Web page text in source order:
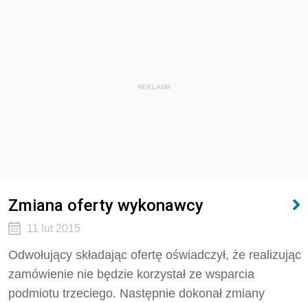
REKLAMA
Zmiana oferty wykonawcy
11 lut 2015
Odwołujący składając ofertę oświadczył, że realizując
zamówienie nie będzie korzystał ze wsparcia
podmiotu trzeciego. Następnie dokonał zmiany